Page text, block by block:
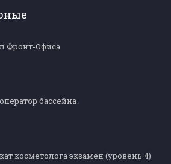
Фронт-Офиса
бассейна
косметолога экзамен (уровень 4)